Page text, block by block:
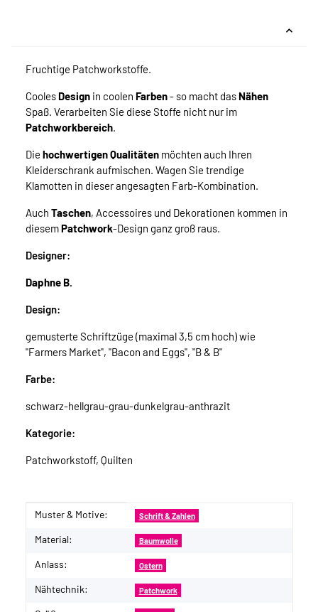
Fruchtige Patchworkstoffe.
Cooles Design in coolen Farben- so macht das Nähen
Spaß. Verarbeiten Sie diese Stoffe nicht nur im
Patchworkbereich.
Die hochwertigen Qualitäten möchten auch Ihren
Kleiderschrank aufmischen. Wagen Sie trendige
Klamotten in dieser angesagten Farb-Kombination.
Auch Taschen, Accessoires und Dekorationen kommen in
diesemPatchwork-Design ganz groß raus.
Designer:
Daphne B.
Design:
gemusterte Schriftzüge (maximal 3,5 cm hoch) wie
"Farmers Market", "Bacon and Eggs", "B & B"
Farbe:
schwarz-hellgrau-grau-dunkelgrau-anthrazit
Kategorie:
Patchworkstoff, Quilten
Produkteigenschaft
Wert
Muster & Motive: Schrift & Zahlen
Material: Baumwolle
Anlass: Ostern
Nähtechnik: Patchwork